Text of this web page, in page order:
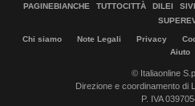
PAGINEBIANCHE
TUTTOCITTÀ DILEI
Chi siamo Note Legali Privacy
Aiuto
© Italiaonline
Direzione e coordinamento di
P. IVA